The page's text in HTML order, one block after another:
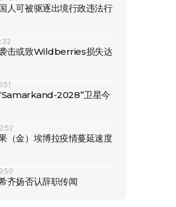
人可被驱逐出境行政违法行
击或致Wildberries损失达
2028”卫星今
（金）埃博拉疫情蔓延速度
齐扬否认辞职传闻